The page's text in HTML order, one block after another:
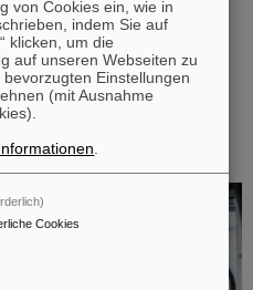
von zwei
demonstriert
von Cookies ein, wie in
indem Sie auf
klicken, um die
auf unseren Webseiten zu
Einstellungen
(mit Ausnahme
Cookies